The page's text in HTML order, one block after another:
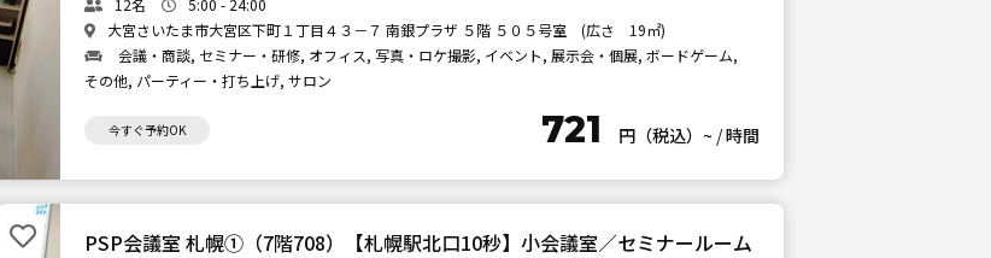
12名
5:00 - 24:00
大宮さいたま市大宮区下町１丁目４３－７ 南銀プラザ ５階 ５０５号室 (広さ 19㎡)
会議・商談, セミナー・研修, オフィス, 写真・ロケ撮影, イベント, 展示会・個展, ボードゲーム,
その他, パーティー・打ち上げ, サロン
今すぐ予約OK 721 円（税込）~ /時間
PSP会議室 札幌①（7階708）【札幌駅北口10秒】小会議室／セミナールーム